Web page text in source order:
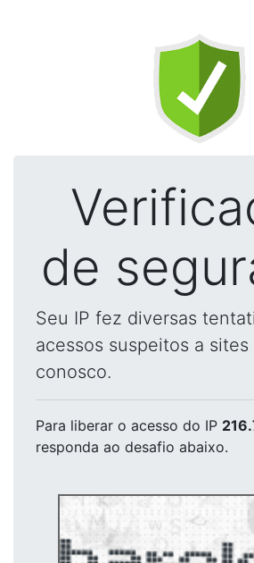
de
Seu IP fez diversas
acessos suspeitos a
conosco.
Para liberar o acesso do IP
responda ao desafio abaixo.